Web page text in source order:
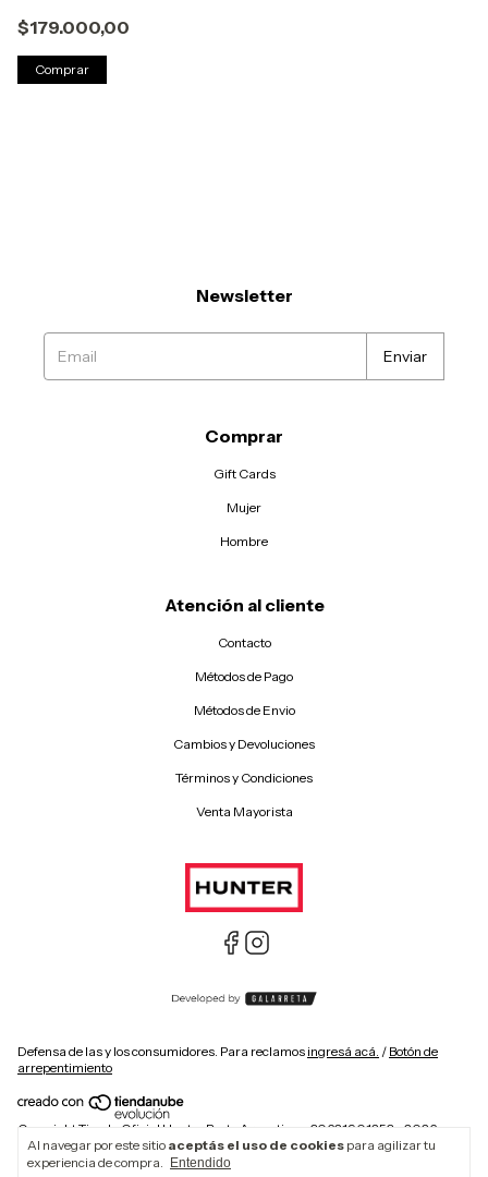
Al navegar por este sitio aceptás el uso de cookies para agilizar tu
experiencia de compra.
Entendido
$179.000,00
Comprar
Newsletter
Comprar
Gift Cards
Mujer
Hombre
Atención al cliente
Contacto
Métodos de Pago
Métodos de Envio
Cambios y Devoluciones
Términos y Condiciones
Venta Mayorista
Defensa de las y los consumidores. Para reclamos ingresá acá. / Botón de
arrepentimiento
Copyright Tienda Oficial Hunter Boots Argentina - 30621901253 - 2026.
Todos los derechos reservados. Hunter is a registered trademark of ABG
Hunter LLC. ©2025 ABG Hunter LLC. All Rights Reserved